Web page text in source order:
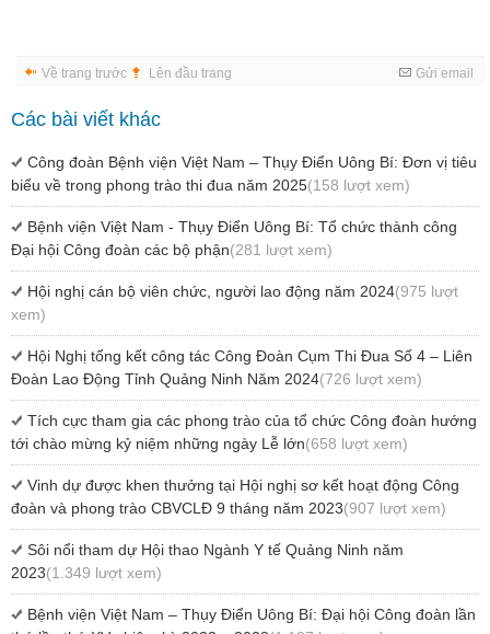
Về trang trước Lên đầu trang Gửi email
Các bài viết khác
Công đoàn Bệnh viện Việt Nam – Thụy Điển Uông Bí: Đơn vị tiêu
biểu về trong phong trào thi đua năm 2025(158 lượt xem)
Bệnh viện Việt Nam - Thụy Điển Uông Bí: Tổ chức thành công
Đại hội Công đoàn các bộ phận(281 lượt xem)
Hội nghị cán bộ viên chức, người lao động năm 2024(975 lượt
xem)
Hội Nghị tổng kết công tác Công Đoàn Cụm Thi Đua Số 4 – Liên
Đoàn Lao Động Tỉnh Quảng Ninh Năm 2024(726 lượt xem)
Tích cực tham gia các phong trào của tổ chức Công đoàn hướng
tới chào mừng kỷ niệm những ngày Lễ lớn(658 lượt xem)
Vinh dự được khen thưởng tại Hội nghị sơ kết hoạt động Công
đoàn và phong trào CBVCLĐ 9 tháng năm 2023(907 lượt xem)
Sôi nổi tham dự Hội thao Ngành Y tế Quảng Ninh năm
2023(1.349 lượt xem)
Bệnh viện Việt Nam – Thụy Điển Uông Bí: Đại hội Công đoàn lần